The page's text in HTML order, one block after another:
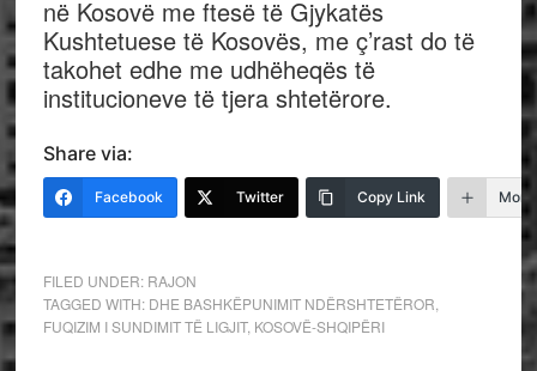
në Kosovë me ftesë të Gjykatës
Kushtetuese të Kosovës, me ç’rast do të
takohet edhe me udhëheqës të
institucioneve të tjera shtetërore.
Share via:
Facebook Twitter Copy Link More
FILED UNDER: RAJON
TAGGED WITH: DHE BASHKËPUNIMIT NDËRSHTETËROR
FUQIZIM I SUNDIMIT TË LIGJIT, KOSOVË-SHQIPËRI